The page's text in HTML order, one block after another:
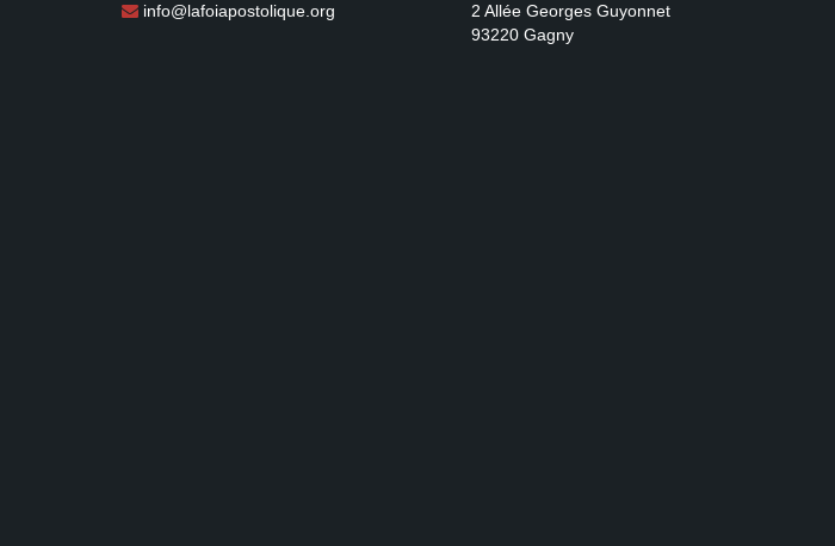
info@lafoiapostolique.org
2 Allée Georges Guyonnet
93220 Gagny